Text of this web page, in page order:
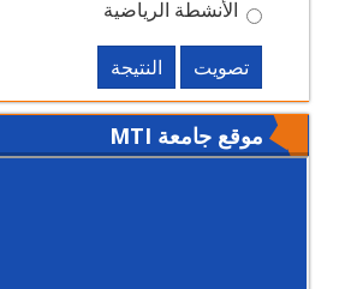
الأنشطة الرياضية
تصويت النتيجة
موقع جامعة MTI